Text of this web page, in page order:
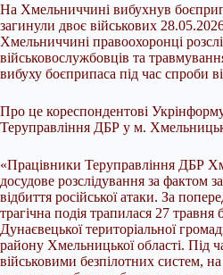
На Хмельниччині вибухнув
загинули двоє військових
Хмельниччині правоохоронці
військовослужбовців та
вибуху боєприпаса під час спроби
Про це кореспондентові
Теруправління ДБР у м.
«Працівники Теруправління ДБР
досудове розслідування за фактом
відбиття російської атаки. За
трагічна подія трапилася 27 травня
Дунаєвецької територіальної
району Хмельницької області. Під
військовими безпілотних систем,